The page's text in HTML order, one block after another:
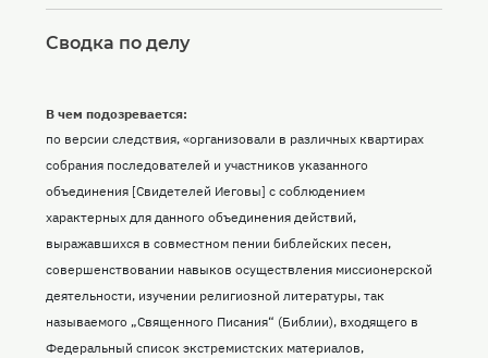
Сводка по делу
В чем подозревается:
по версии следствия, «организовали в различных квартирах
собрания последователей и участников указанного
объединения [Свидетелей Иеговы] с соблюдением
характерных для данного объединения действий,
выражавшихся в совместном пении библейских песен,
совершенствовании навыков осуществления миссионерской
деятельности, изучении религиозной литературы, так
называемого „Священного Писания“ (Библии), входящего в
Федеральный список экстремистских материалов,